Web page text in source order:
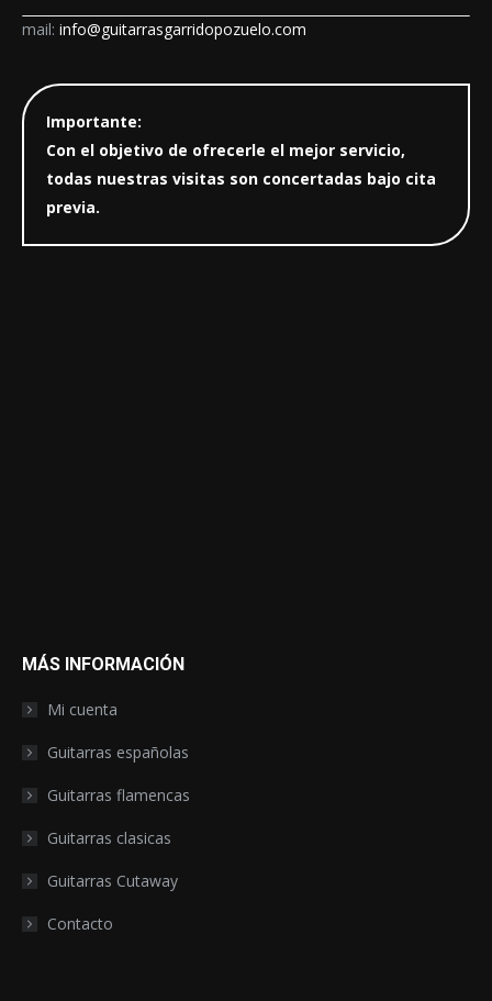
mail: info@guitarrasgarridopozuelo.com
Importante:
Con el objetivo de ofrecerle el mejor servicio,
todas nuestras visitas son concertadas bajo cita
previa.
MÁS INFORMACIÓN
Mi cuenta
Guitarras españolas
Guitarras flamencas
Guitarras clasicas
Guitarras Cutaway
Contacto